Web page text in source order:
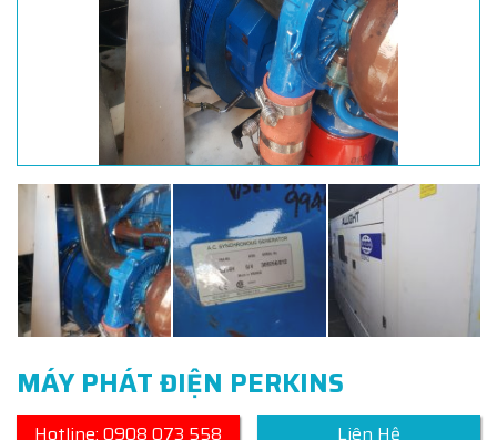
MÁY PHÁT ĐIỆN PERKINS
Hotline: 0908 073 558 Liên Hệ